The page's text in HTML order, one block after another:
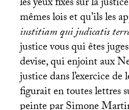
mêmes lois et qu’ils les
iustitiam qui judicatis
justice vous qui êtes
devise, qui enjoint aux
justice dans l’exercice
figurait en toutes lettres